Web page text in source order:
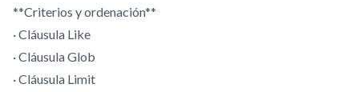
**Criterios y ordenación**
· Cláusula Like
· Cláusula Glob
· Cláusula Limit